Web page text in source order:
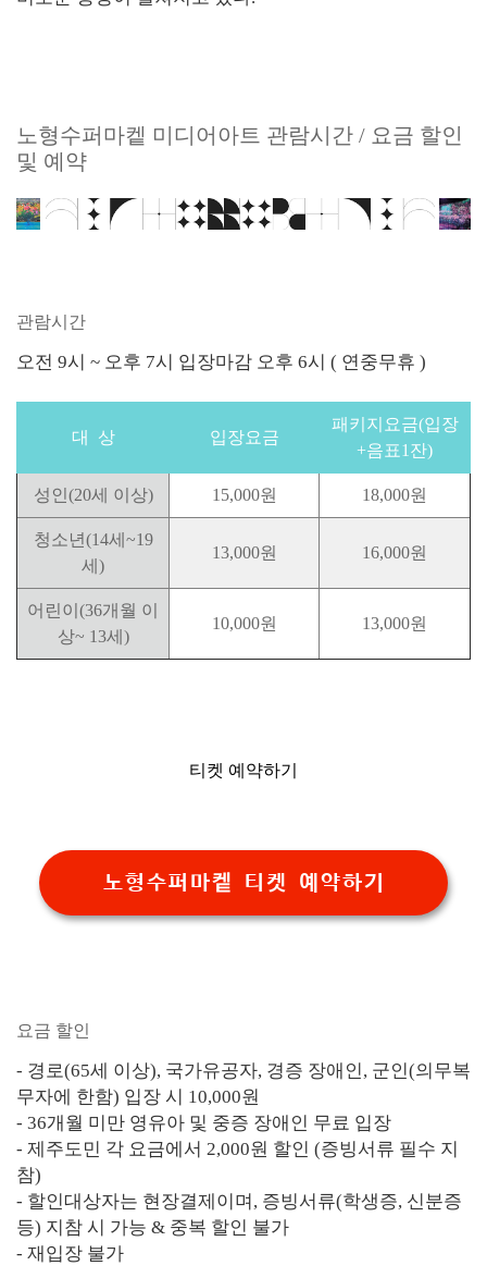
노형수퍼마켙 미디어아트 관람시간 / 요금 할인
및 예약
관람시간
오전 9시 ~ 오후 7시 입장마감 오후 6시 ( 연중무휴 )
대 상 입장요금
패키지요금(입장
+음표1잔)
성인(20세 이상) 15,000원 18,000원
청소년(14세~19
세)
13,000원 16,000원
어린이(36개월 이
상~ 13세)
10,000원 13,000원
티켓 예약하기
노형수퍼마켙 티켓 예약하기
요금 할인
- 경로(65세 이상), 국가유공자, 경증 장애인, 군인(의무복
무자에 한함) 입장 시 10,000원
- 36개월 미만 영유아 및 중증 장애인 무료 입장
- 제주도민 각 요금에서 2,000원 할인 (증빙서류 필수 지
참)
- 할인대상자는 현장결제이며, 증빙서류(학생증, 신분증
등) 지참 시 가능 & 중복 할인 불가
- 재입장 불가